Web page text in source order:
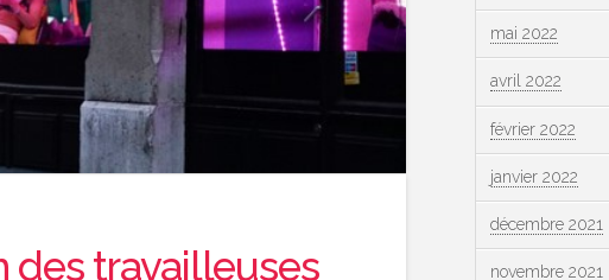
des travailleuses
mai 2022
avril 2022
février 2022
janvier 2022
décembre 2021
novembre 2021